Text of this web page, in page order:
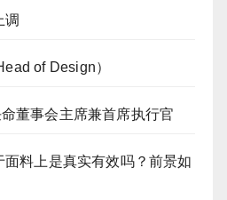
调
of Design）
董事会主席兼首席执行官
料上是真实有效吗？前景如